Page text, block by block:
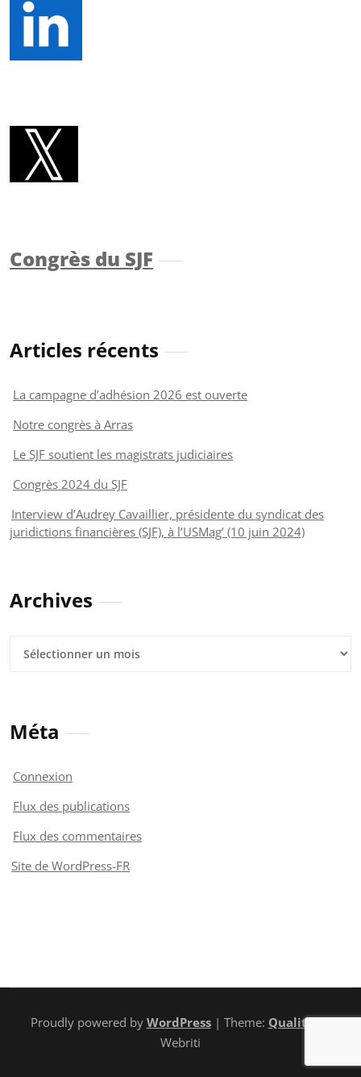
Congrès du SJF
Articles récents
La campagne d’adhésion 2026 est ouverte
Notre congrès à Arras
Le SJF soutient les magistrats judiciaires
Congrès 2024 du SJF
Interview d’Audrey Cavaillier, présidente du syndicat des
juridictions financières (SJF), à l’USMag’ (10 juin 2024)
Archives
Méta
Connexion
Flux des publications
Flux des commentaires
Site de WordPress-FR
Proudly powered by WordPress| Theme: Qualityby
Webriti